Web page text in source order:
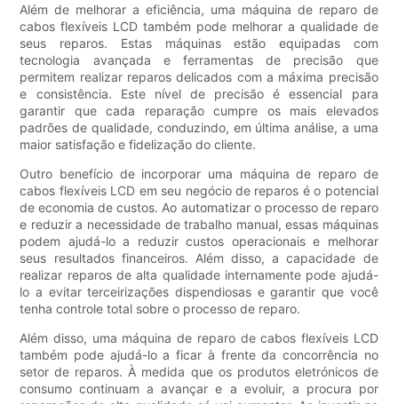
Além de melhorar a eficiência, uma máquina de reparo de
cabos flexíveis LCD também pode melhorar a qualidade de
seus reparos. Estas máquinas estão equipadas com
tecnologia avançada e ferramentas de precisão que
permitem realizar reparos delicados com a máxima precisão
e consistência. Este nível de precisão é essencial para
garantir que cada reparação cumpre os mais elevados
padrões de qualidade, conduzindo, em última análise, a uma
maior satisfação e fidelização do cliente.
Outro benefício de incorporar uma máquina de reparo de
cabos flexíveis LCD em seu negócio de reparos é o potencial
de economia de custos. Ao automatizar o processo de reparo
e reduzir a necessidade de trabalho manual, essas máquinas
podem ajudá-lo a reduzir custos operacionais e melhorar
seus resultados financeiros. Além disso, a capacidade de
realizar reparos de alta qualidade internamente pode ajudá-
lo a evitar terceirizações dispendiosas e garantir que você
tenha controle total sobre o processo de reparo.
Além disso, uma máquina de reparo de cabos flexíveis LCD
também pode ajudá-lo a ficar à frente da concorrência no
setor de reparos. À medida que os produtos eletrónicos de
consumo continuam a avançar e a evoluir, a procura por